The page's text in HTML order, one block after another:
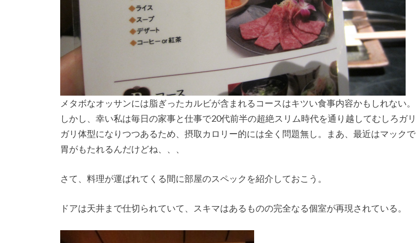
メタボなオッサンには脂ぎったカルビが含まれるコースはキツい食事内容かもしれない。
しかし、幸い私は毎日の家事と仕事で20代前半の超絶スリム時代を通り越してむしろガリ
ガリ体型になりつつあるため、摂取カロリー的には全く問題無し。まあ、最近はマックで
胃がもたれるんだけどね、、、
さて、料理が運ばれてくる間に部屋のスペックを紹介しておこう。
ドアは天井まで仕切られていて、スキマはあるものの完全なる個室が再現されている。